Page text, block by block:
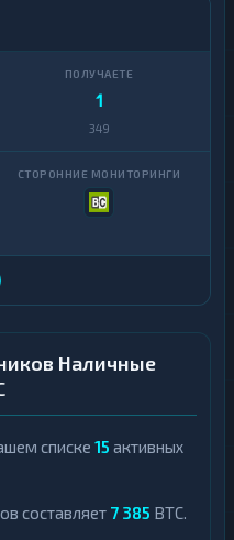
1
349
Наличные
списке 15 активных
составляет 7 385 BTC.